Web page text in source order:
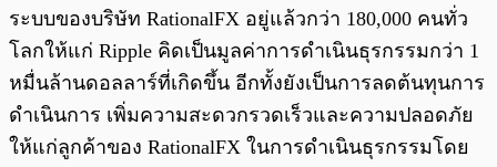
ระบบของบริษัท RationalFX อยู่แล้วกว่า 180,000 คนทั่ว
โลกให้แก่ Ripple คิดเป็นมูลค่าการดำเนินธุรกรรมกว่า 1
หมื่นล้านดอลลาร์ที่เกิดขึ้น อีกทั้งยังเป็นการลดต้นทุนการ
ดำเนินการ เพิ่มความสะดวกรวดเร็วและความปลอดภัย
ให้แก่ลูกค้าของ RationalFX ในการดำเนินธุรกรรมโดย